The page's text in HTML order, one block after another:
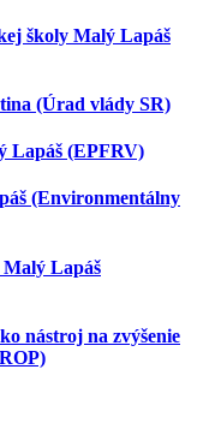
školy Malý Lapáš
(Úrad vlády SR)
Lapáš (EPFRV)
(Environmentálny
Malý Lapáš
nástroj na zvýšenie